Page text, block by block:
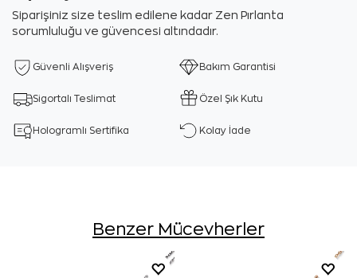
Siparişiniz size teslim edilene kadar Zen Pırlanta
sorumluluğu ve güvencesi altındadır.
Güvenli Alışveriş Bakım Garantisi
Sigortalı Teslimat Özel Şık Kutu
Hologramlı Sertifika Kolay İade
Benzer Mücevherler